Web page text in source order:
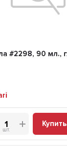
#2298, 90 мл.,
шт.
Купить